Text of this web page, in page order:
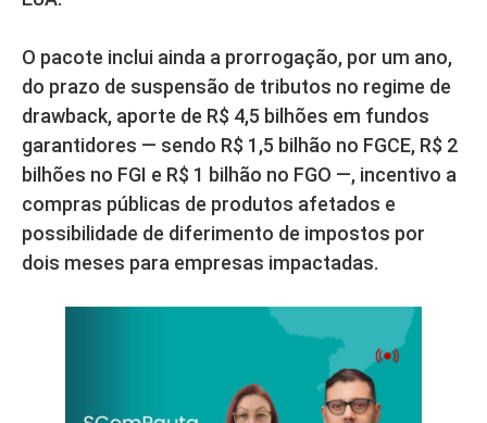
O pacote inclui ainda a prorrogação, por um ano,
do prazo de suspensão de tributos no regime de
drawback, aporte de R$ 4,5 bilhões em fundos
garantidores — sendo R$ 1,5 bilhão no FGCE, R$ 2
bilhões no FGI e R$ 1 bilhão no FGO —, incentivo a
compras públicas de produtos afetados e
possibilidade de diferimento de impostos por
dois meses para empresas impactadas.